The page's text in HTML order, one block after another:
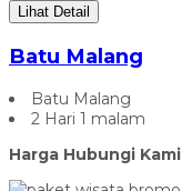
Lihat Detail
Batu Malang
Batu Malang
2 Hari 1 malam
Harga Hubungi Kami